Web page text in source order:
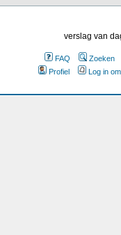
verslag van
FAQ
Zoeken
Profiel
Log in